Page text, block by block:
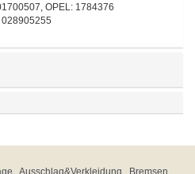
OPEL: 1784376
028905255
Ausschlag&Verkleidung
Bremsen